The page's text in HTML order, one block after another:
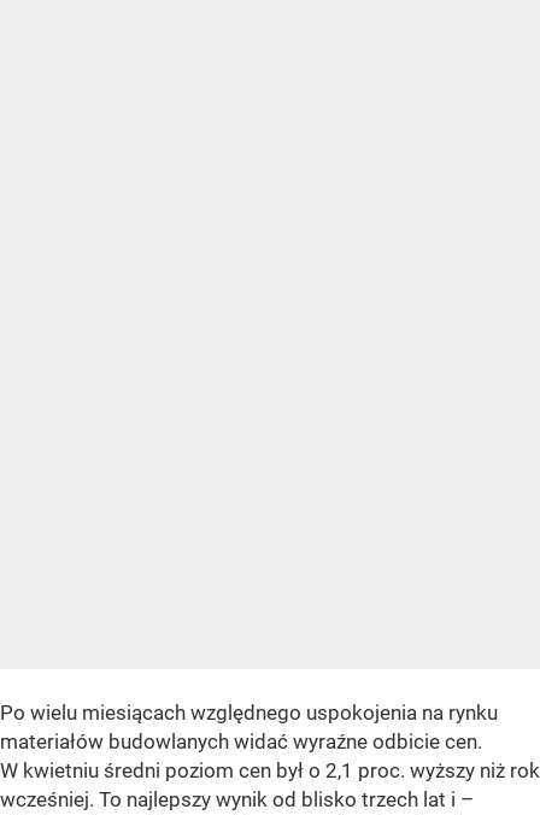
Po wielu miesiącach względnego uspokojenia na rynku
materiałów budowlanych widać wyraźne odbicie cen.
W kwietniu średni poziom cen był o 2,1 proc. wyższy niż rok
wcześniej. To najlepszy wynik od blisko trzech lat i –